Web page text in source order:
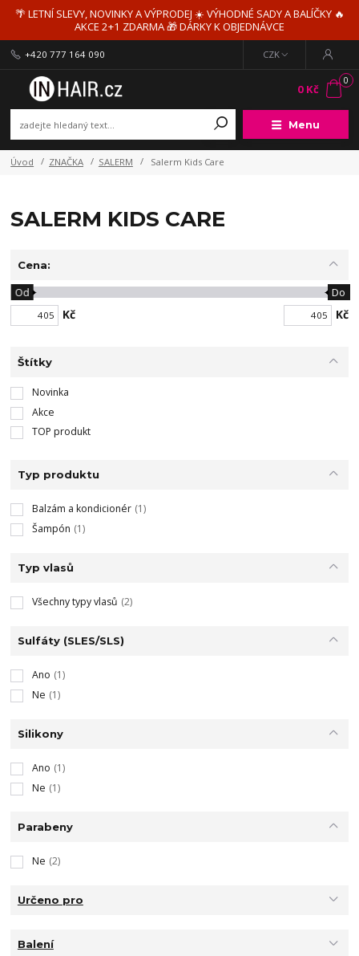
🌴 LETNÍ SLEVY, NOVINKY A VÝPRODEJ ☀️ VÝHODNÉ SADY A BALÍČKY 🔥
AKCE 2+1 ZDARMA 🎁 DÁRKY K OBJEDNÁVCE
Menu
CZK
+420 777 164 090
0
0 Kč
Úvod ZNAČKA SALERM Salerm Kids Care
SALERM KIDS CARE
Cena:
Kč
Od Do
Kč
Štítky
Novinka
Akce
TOP produkt
Typ produktu
Balzám a kondicionér (1)
Šampón (1)
Typ vlasů
Všechny typy vlasů (2)
Sulfáty (SLES/SLS)
Ano (1)
Ne (1)
Silikony
Ano (1)
Ne (1)
Parabeny
Ne (2)
Určeno pro
Balení